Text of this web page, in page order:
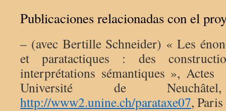
Publicaciones relacionadas con el
– (avec Bertille Schneider) « Les
et paratactiques : des
interprétations sémantiques »,
Université de Neuchâtel,
http://www2.unine.ch/parataxe07,